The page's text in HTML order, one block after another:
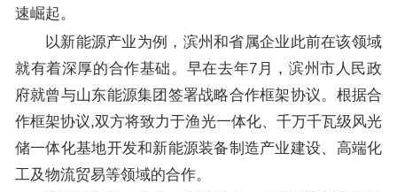
速崛起。
以新能源产业为例，滨州和省属企业此前在该领域
就有着深厚的合作基础。早在去年7月，滨州市人民政
府就曾与山东能源集团签署战略合作框架协议。根据合
作框架协议,双方将致力于渔光一体化、千万千瓦级风光
储一体化基地开发和新能源装备制造产业建设、高端化
工及物流贸易等领域的合作。